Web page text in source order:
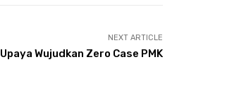
NEXT ARTICLE
Wujudkan Zero Case PMK